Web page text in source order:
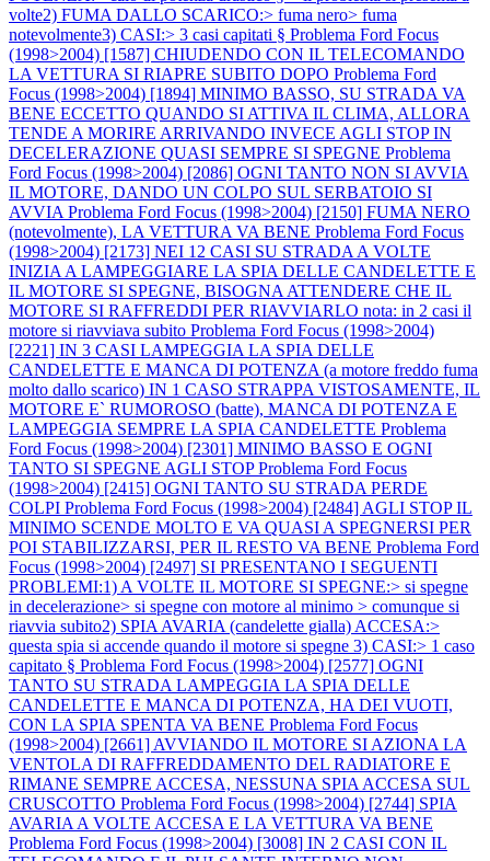
volte2) FUMA DALLO SCARICO:> fuma nero> fuma
notevolmente3) CASI:> 3 casi capitati § Problema Ford Focus
(1998>2004) [1587] CHIUDENDO CON IL TELECOMANDO
LA VETTURA SI RIAPRE SUBITO DOPO Problema Ford
Focus (1998>2004) [1894] MINIMO BASSO, SU STRADA VA
BENE ECCETTO QUANDO SI ATTIVA IL CLIMA, ALLORA
TENDE A MORIRE ARRIVANDO INVECE AGLI STOP IN
DECELERAZIONE QUASI SEMPRE SI SPEGNE Problema
Ford Focus (1998>2004) [2086] OGNI TANTO NON SI AVVIA
IL MOTORE, DANDO UN COLPO SUL SERBATOIO SI
AVVIA Problema Ford Focus (1998>2004) [2150] FUMA NERO
(notevolmente), LA VETTURA VA BENE Problema Ford Focus
(1998>2004) [2173] NEI 12 CASI SU STRADA A VOLTE
INIZIA A LAMPEGGIARE LA SPIA DELLE CANDELETTE E
IL MOTORE SI SPEGNE, BISOGNA ATTENDERE CHE IL
MOTORE SI RAFFREDDI PER RIAVVIARLO nota: in 2 casi il
motore si riavviava subito Problema Ford Focus (1998>2004)
[2221] IN 3 CASI LAMPEGGIA LA SPIA DELLE
CANDELETTE E MANCA DI POTENZA (a motore freddo fuma
molto dallo scarico) IN 1 CASO STRAPPA VISTOSAMENTE, IL
MOTORE E` RUMOROSO (batte), MANCA DI POTENZA E
LAMPEGGIA SEMPRE LA SPIA CANDELETTE Problema
Ford Focus (1998>2004) [2301] MINIMO BASSO E OGNI
TANTO SI SPEGNE AGLI STOPProblema Ford Focus
(1998>2004) [2415] OGNI TANTO SU STRADA PERDE
COLPI Problema Ford Focus (1998>2004) [2484] AGLI STOP IL
MINIMO SCENDE MOLTO E VA QUASI A SPEGNERSI PER
POI STABILIZZARSI, PER IL RESTO VA BENE Problema Ford
Focus (1998>2004) [2497] SI PRESENTANO I SEGUENTI
PROBLEMI:1) A VOLTE IL MOTORE SI SPEGNE:> si spegne
in decelerazione> si spegne con motore al minimo > comunque si
riavvia subito2) SPIA AVARIA (candelette gialla) ACCESA:>
questa spia si accende quando il motore si spegne 3) CASI:> 1 caso
capitato § Problema Ford Focus (1998>2004) [2577] OGNI
TANTO SU STRADA LAMPEGGIA LA SPIA DELLE
CANDELETTE E MANCA DI POTENZA, HA DEI VUOTI,
CON LA SPIA SPENTA VA BENE Problema Ford Focus
(1998>2004) [2661] AVVIANDO IL MOTORE SI AZIONA LA
VENTOLA DI RAFFREDDAMENTO DEL RADIATORE E
RIMANE SEMPRE ACCESA, NESSUNA SPIA ACCESA SUL
CRUSCOTTO Problema Ford Focus (1998>2004) [2744] SPIA
AVARIA A VOLTE ACCESA E LA VETTURA VA BENE
Problema Ford Focus (1998>2004) [3008] IN 2 CASI CON IL